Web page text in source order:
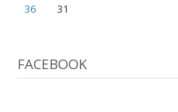
36
31
FACEBOOK